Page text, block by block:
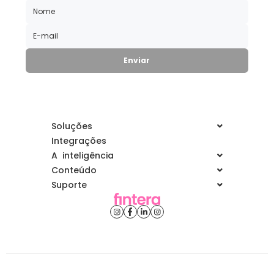
Soluções
Integrações
A inteligência
Conteúdo
Suporte